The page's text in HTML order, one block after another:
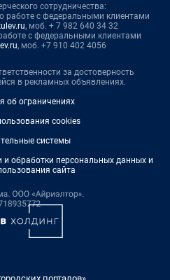
сотрудничества:
с федеральными клиентами
, моб. + 7 982 640 34 32
с федеральными клиентами
, моб. +7 910 402 4056
за достоверность
в рекламных объявлениях.
об ограничениях
cookies
системы
обработки персональных данных и
сайта